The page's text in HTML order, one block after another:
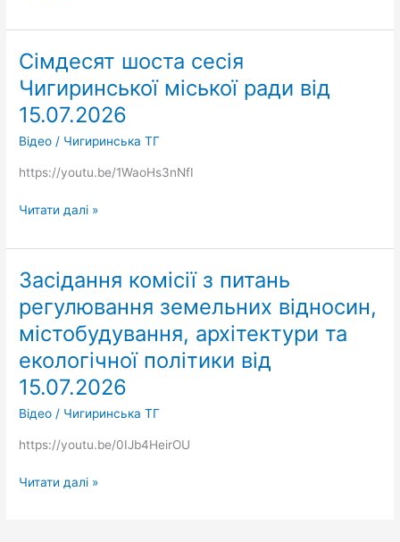
Сімдесят шоста сесія
Чигиринської міської ради від
15.07.2026
Відео / Чигиринська ТГ
https://youtu.be/1WaoHs3nNfI
Сімдесят
шоста
сесія
Чигиринської
міської
від
Читати далі »
Засідання комісії з питань
регулювання земельних відносин,
містобудування, архітектури та
екологічної політики від
15.07.2026
Відео / Чигиринська ТГ
https://youtu.be/0IJb4HeirOU
Засідання
з
питань
регулювання
відносин,
містобудування,
та
політики
Читати далі »